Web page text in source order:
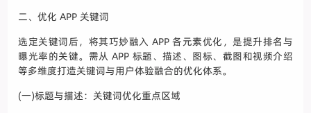
二、优化 APP 关键词
选定关键词后，将其巧妙融入 APP 各元素优化，是提升排名与
曝光率的关键。需从 APP 标题、描述、图标、截图和视频介绍
等多维度打造关键词与用户体验融合的优化体系。
(一)标题与描述：关键词优化重点区域